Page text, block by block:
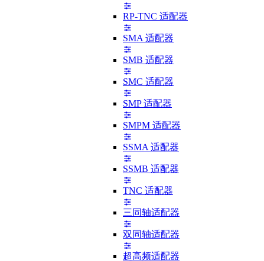
RP-TNC 适配器
SMA 适配器
SMB 适配器
SMC 适配器
SMP 适配器
SMPM 适配器
SSMA 适配器
SSMB 适配器
TNC 适配器
三同轴适配器
双同轴适配器
超高频适配器